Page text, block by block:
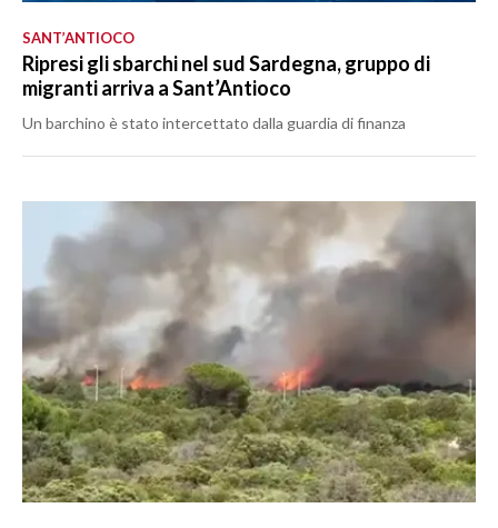
SANT’ANTIOCO
Ripresi gli sbarchi nel sud Sardegna, gruppo di
migranti arriva a Sant’Antioco
Un barchino è stato intercettato dalla guardia di finanza